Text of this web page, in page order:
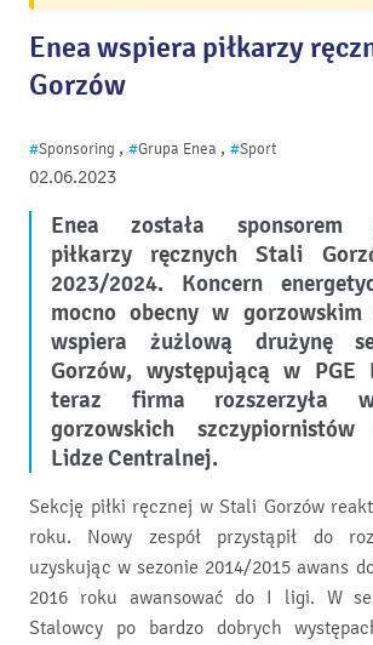
Enea wspiera piłkarzy
Gorzów
02.06.2023
#Sponsoring , #Grupa Enea , #Sport
Enea została sponsorem
piłkarzy ręcznych Stali
2023/2024. Koncern
mocno obecny w gorzowskim
wspiera żużlową drużynę
Gorzów, występującą w PGE
teraz firma rozszerzyła
gorzowskich
Lidze Centralnej.
Sekcję piłki ręcznej w Stali Gorzów
roku. Nowy zespół przystąpił do
uzyskując w sezonie 2014/2015 awans
2016 roku awansować do I ligi. W
Stalowcy po bardzo dobrych